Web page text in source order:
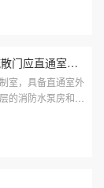
消防水泵房、消防控制室的疏散门应直通室外或安全出口
室，具备直通室外
的消防水泵房和消